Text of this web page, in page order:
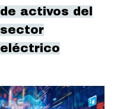
de activos del
sector
eléctrico